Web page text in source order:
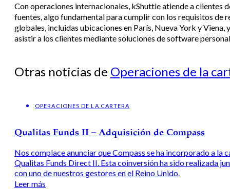
Con operaciones internacionales, kShuttle atiende a clientes
fuentes, algo fundamental para cumplir con los requisitos de
globales, incluidas ubicaciones en París, Nueva York y
asistir a los clientes mediante soluciones de software
Otras noticias de Operaciones de la
OPERACIONES DE LA CARTERA
Qualitas Funds II – Adquisición de Compass
Nos complace anunciar que Compass se ha incorporado a la
Qualitas Funds Direct II. Esta coinversión ha sido realizada
con uno de nuestros gestores en el Reino Unido.
Leer más